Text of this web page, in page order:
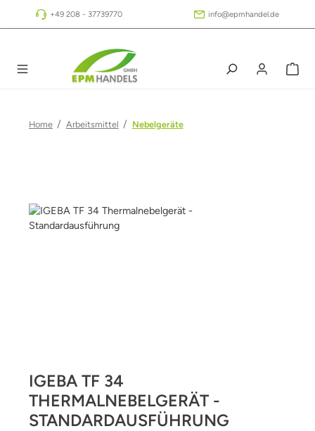
Zum Hauptinhalt springen
+49 208 - 37739770 info@epmhandel.de
Home / Arbeitsmittel / Nebelgeräte
Bildergalerie überspringen
IGEBA TF 34
THERMALNEBELGERÄT -
STANDARDAUSFÜHRUNG